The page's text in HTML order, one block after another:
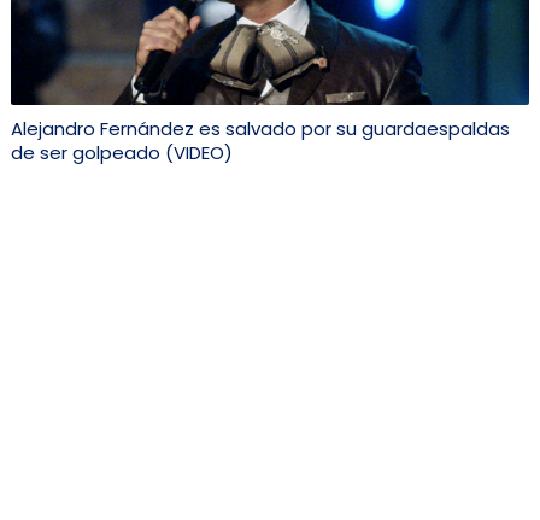
Alejandro Fernández es salvado por su guardaespaldas
de ser golpeado (VIDEO)